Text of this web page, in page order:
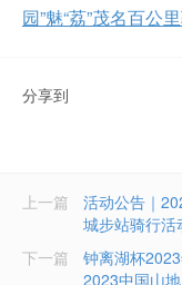
园”魅“荔”茂名百公
分享到
上一篇
活动公告｜
城步站骑行活
钟离湖杯
2023中国山地
下一篇